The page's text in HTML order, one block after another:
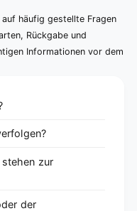
häufig gestellte Fragen
Rückgabe und
Informationen vor dem
zur
der